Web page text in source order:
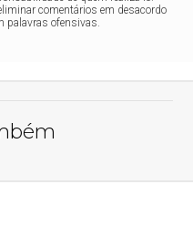
comentários em desacordo
palavras ofensivas.